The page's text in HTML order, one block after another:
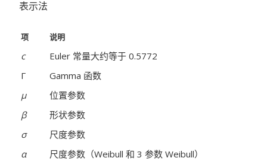
表示法
项 说明
c
Euler 常量大约等于 0.5772
Γ
Gamma 函数
μ
位置参数
β
形状参数
σ
尺度参数
α
尺度参数（Weibull 和 3 参数 Weibull）